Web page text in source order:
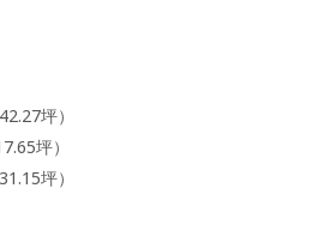
坪）
坪）
坪）